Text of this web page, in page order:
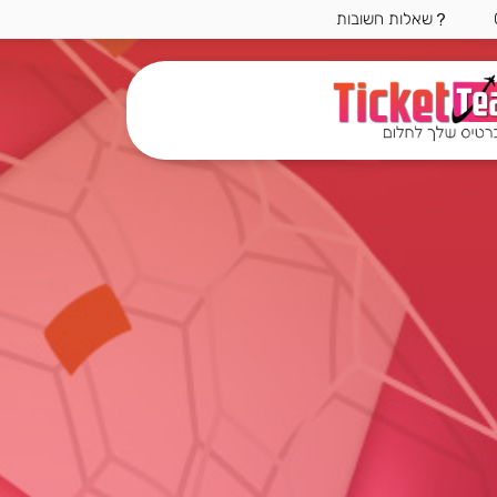
שאלות חשובות